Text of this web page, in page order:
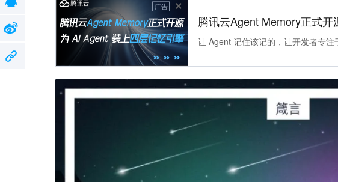
广告
腾讯云Agent Memory正式开
让 Agent 记住该记的，让开发者专注